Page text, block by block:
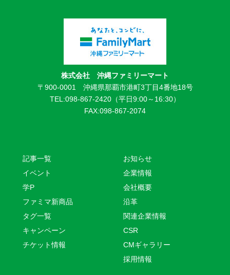
株式会社 沖縄ファミリーマート
〒900-0001 沖縄県那覇市港町3丁目4番地18号
TEL:098-867-2420（平日9:00～16:30）
FAX:098-867-2074
記事一覧
イベント
学P
ファミマ新商品
タグ一覧
キャンペーン
チケット情報
お知らせ
企業情報
会社概要
沿革
関連企業情報
CSR
CMギャラリー
採用情報